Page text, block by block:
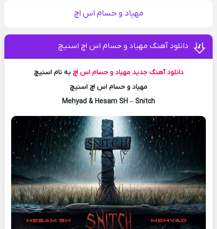
مهیاد و حسام اس اچ
دانلود آهنگ مهیاد و حسام اس اچ اسنیچ
دانلود آهنگ جدید مهیاد و حسام اس اچ به نام اسنیچ
مهیاد و حسام اس اچ اسنیچ
Mehyad & Hesam SH – Snitch